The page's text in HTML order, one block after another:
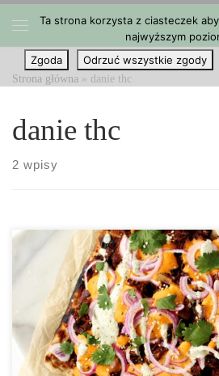
Przejdź do treści
Strona główna » danie thc
danie thc
2 wpisy
Składniki: 1. Grillowany durian: • 1
duriana w wodzie, lub w solance • 1
łyżeczka chilli w proszku • ½ łyżeczki
łyżeczki kminku • ¼ łyżeczki pieprzu
Ta strona korzysta z ciasteczek
najwyższym
Zgoda
Odrzuć wszystkie zgody